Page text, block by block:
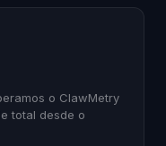
o ClawMetry
total desde o